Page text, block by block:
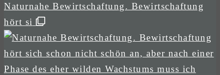
Naturnahe Bewirtschaftung. Bewirtschaftung
hört si